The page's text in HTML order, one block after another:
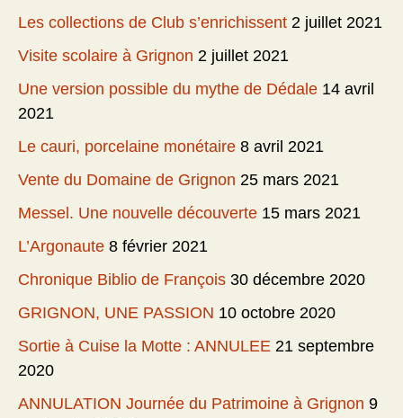
Les collections de Club s’enrichissent 2 juillet 2021
Visite scolaire à Grignon 2 juillet 2021
Une version possible du mythe de Dédale 14 avril
2021
Le cauri, porcelaine monétaire 8 avril 2021
Vente du Domaine de Grignon 25 mars 2021
Messel. Une nouvelle découverte 15 mars 2021
L’Argonaute 8 février 2021
Chronique Biblio de François 30 décembre 2020
GRIGNON, UNE PASSION 10 octobre 2020
Sortie à Cuise la Motte : ANNULEE 21 septembre
2020
ANNULATION Journée du Patrimoine à Grignon 9